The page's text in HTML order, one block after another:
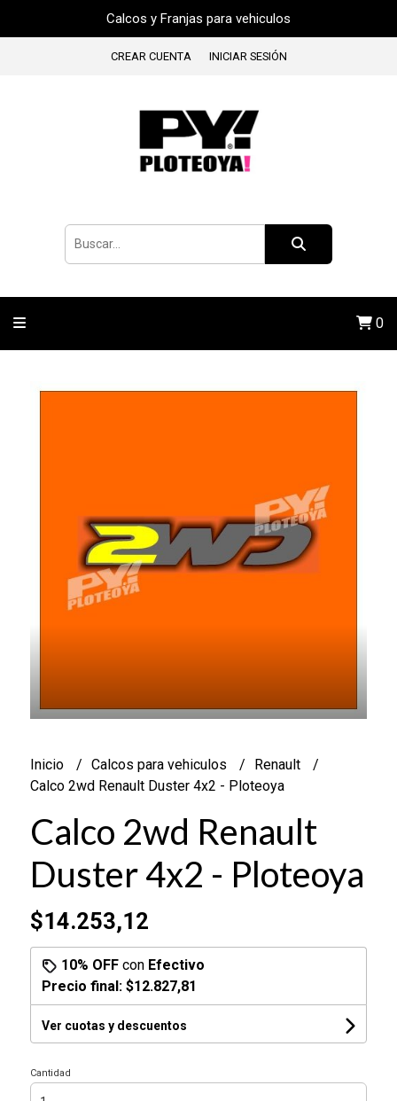
Calcos y Franjas para vehiculos
CREAR CUENTA INICIAR SESIÓN
0
Inicio Calcos para vehiculos
Renault
Calco 2wd Renault Duster 4x2 - Ploteoya
Calco 2wd Renault
Duster 4x2 - Ploteoya
$14.253,12
10% OFFcon Efectivo
Precio final: $12.827,81
Ver cuotas y descuentos
Cantidad